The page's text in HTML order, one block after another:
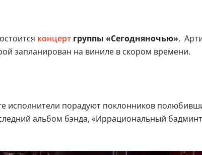
концертгруппы «Сегодняночью».
запланирован на виниле в скором времени.
исполнители порадуют поклонников
альбом бэнда, «Иррациональный